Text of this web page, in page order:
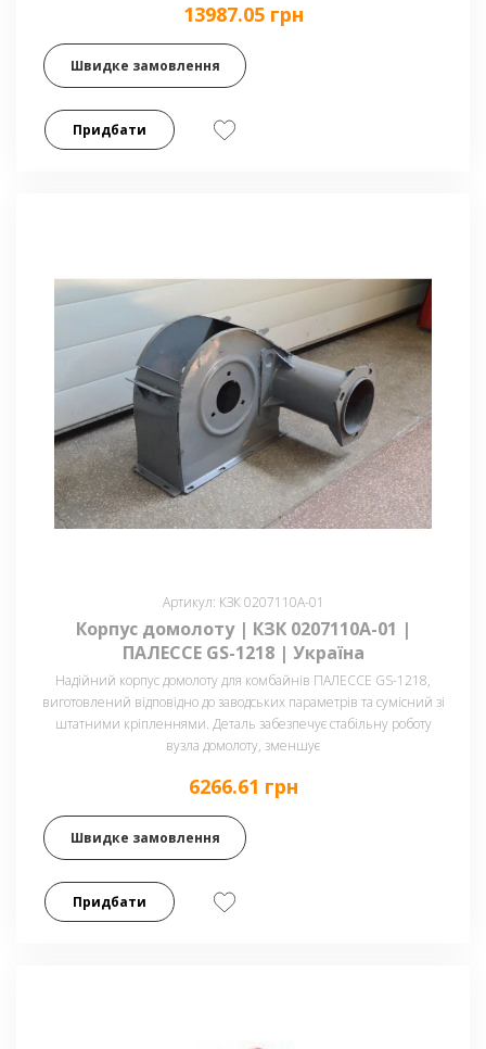
13987.05 грн
Швидке замовлення
Придбати
Артикул: КЗК 0207110А-01
Корпус домолоту | КЗК 0207110А-01 |
ПАЛЕССЕ GS-1218 | Україна
Надійний корпус домолоту для комбайнів ПАЛЕССЕ GS-1218,
виготовлений відповідно до заводських параметрів та сумісний зі
штатними кріпленнями. Деталь забезпечує стабільну роботу
вузла домолоту, зменшує
6266.61 грн
Швидке замовлення
Придбати